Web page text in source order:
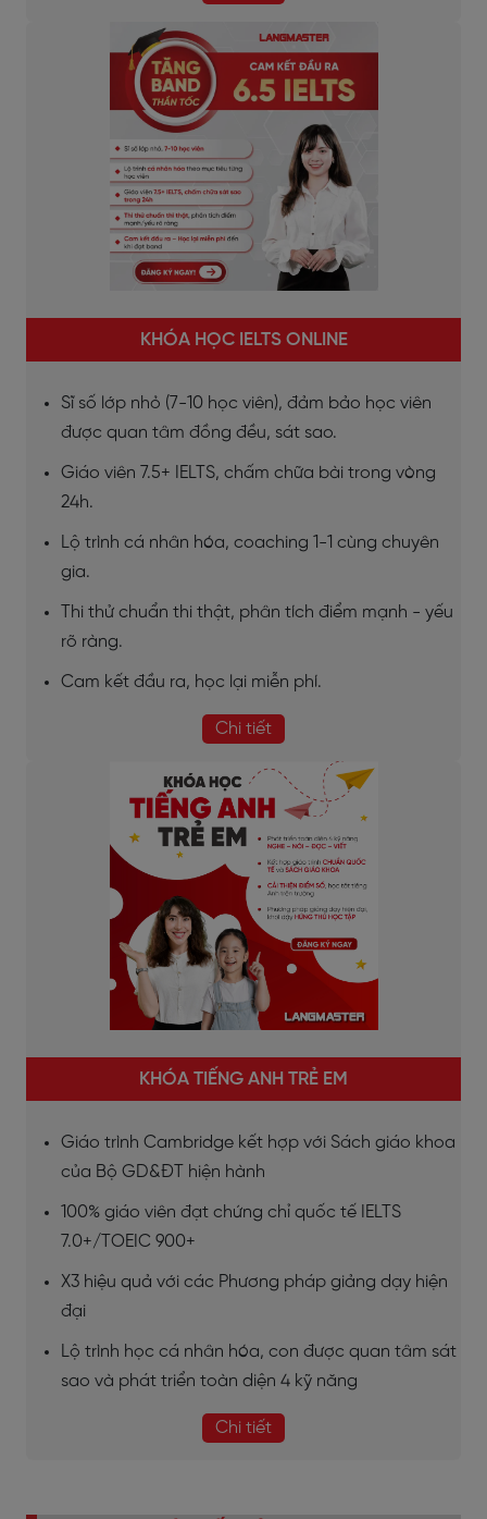
KHÓA HỌC IELTS ONLINE
Sĩ số lớp nhỏ (7-10 học viên), đảm bảo học viên
được quan tâm đồng đều, sát sao.
Giáo viên 7.5+ IELTS, chấm chữa bài trong vòng
24h.
Lộ trình cá nhân hóa, coaching 1-1 cùng chuyên
gia.
Thi thử chuẩn thi thật, phân tích điểm mạnh - yếu
rõ ràng.
Cam kết đầu ra, học lại miễn phí.
Chi tiết
KHÓA TIẾNG ANH TRẺ EM
Giáo trình Cambridge kết hợp với Sách giáo khoa
của Bộ GD&ĐT hiện hành
100% giáo viên đạt chứng chỉ quốc tế IELTS
7.0+/TOEIC 900+
X3 hiệu quả với các Phương pháp giảng dạy hiện
đại
Lộ trình học cá nhân hóa, con được quan tâm sát
sao và phát triển toàn diện 4 kỹ năng
Chi tiết